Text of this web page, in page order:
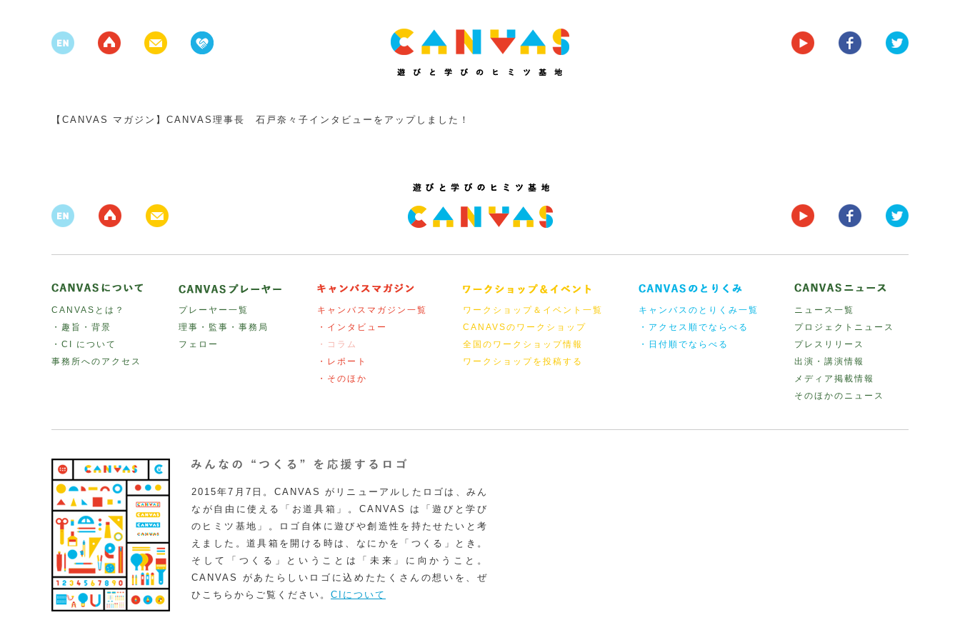
【CANVAS マガジン】CANVAS理事長 石戸奈々子インタビューをアップしました！
CANVASとは？
・趣旨・背景
・CI について
事務所へのアクセス
プレーヤー一覧
理事・監事・事務局
フェロー
キャンバスマガジン一覧
・インタビュー
・コラム
・レポート
・そのほか
ワークショップ＆イベント一覧
CANAVSのワークショップ
全国のワークショップ情報
ワークショップを投稿する
キャンバスのとりくみ一覧
・アクセス順でならべる
・日付順でならべる
ニュース一覧
プロジェクトニュース
プレスリリース
出演・講演情報
メディア掲載情報
そのほかのニュース
2015年7月7日。CANVAS がリニューアルしたロゴは、みん
なが自由に使える「お道具箱」。CANVAS は「遊びと学び
のヒミツ基地」。ロゴ自体に遊びや創造性を持たせたいと考
えました。道具箱を開ける時は、なにかを「つくる」とき。
そして「つくる」ということは「未来」に向かうこと。
CANVAS があたらしいロゴに込めたたくさんの想いを、ぜ
ひこちらからご覧ください。 CIについて